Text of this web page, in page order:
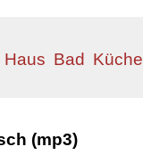
Haus Bad Küche
(mp3)